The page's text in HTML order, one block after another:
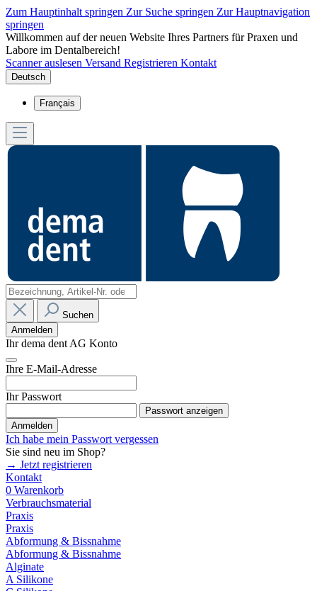
Zum Hauptinhalt springen Zur Suche springen Zur Hauptnavigation
springen
Willkommen auf der neuen Website Ihres Partners für Praxen und
Labore im Dentalbereich!
Scanner auslesen Versand Registrieren Kontakt
Deutsch
Français
Suchen
Anmelden
Ihr dema dent AG Konto
Ihre E-Mail-Adresse
Ihr Passwort
Passwort anzeigen
Anmelden
Ich habe mein Passwort vergessen
Sie sind neu im Shop?
→ Jetzt registrieren
Kontakt
0 Warenkorb
Verbrauchsmaterial
Praxis
Praxis
Abformung & Bissnahme
Abformung & Bissnahme
Alginate
A Silikone